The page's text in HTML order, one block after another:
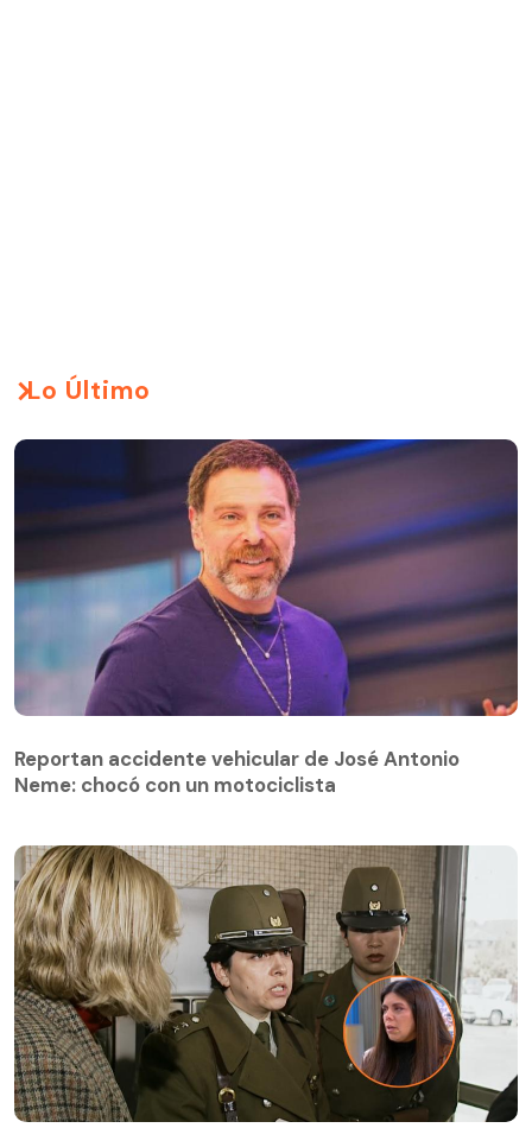
Lo Último
Reportan accidente vehicular de José Antonio
Neme: chocó con un motociclista